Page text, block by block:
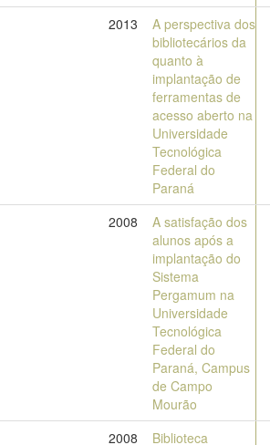
2013
A perspectiva dos
bibliotecários da
quanto à
implantação de
ferramentas de
acesso aberto na
Universidade
Tecnológica
Federal do
Paraná
2008
A satisfação dos
alunos após a
implantação do
Sistema
Pergamum na
Universidade
Tecnológica
Federal do
Paraná, Campus
de Campo
Mourão
2008 Biblioteca